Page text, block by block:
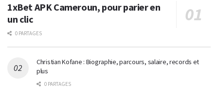
1xBet APK Cameroun, pour parier en
un clic
0 PARTAGES
Christian Kofane : Biographie, parcours, salaire, records et
plus
0 PARTAGES